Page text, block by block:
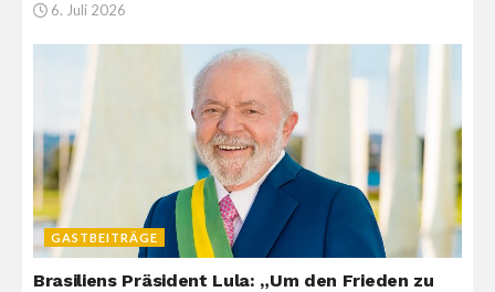
6. Juli 2026
GASTBEITRÄGE
Brasiliens Präsident Lula: „Um den Frieden zu